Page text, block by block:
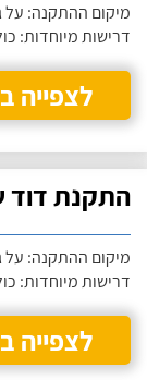
מיקום ההתקנה: על
דרישות מיוחדות:
לצפייה
התקנת דוד
מיקום ההתקנה: על
דרישות מיוחדות:
לצפייה